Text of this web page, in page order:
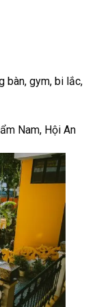
bàn, gym, bi lắc,
Nam, Hội An